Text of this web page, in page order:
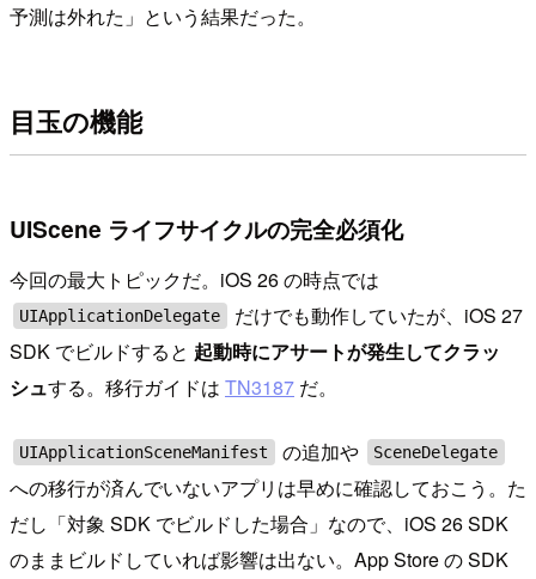
予測は外れた」という結果だった。
目玉の機能
UIScene ライフサイクルの完全必須化
今回の最大トピックだ。iOS 26 の時点では
UIApplicationDelegate
だけでも動作していたが、iOS 27
SDK でビルドすると 起動時にアサートが発生してクラッ
シュする。移行ガイドは TN3187 だ。
UIApplicationSceneManifest の追加や SceneDelegate
への移行が済んでいないアプリは早めに確認しておこう。た
だし「対象 SDK でビルドした場合」なので、iOS 26 SDK
のままビルドしていれば影響は出ない。App Store の SDK